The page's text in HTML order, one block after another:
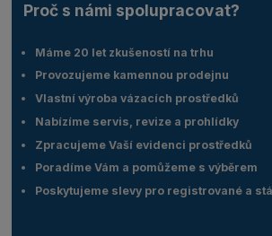
Proč s námi spolupracovat?
Máme 20 let zkušeností na trhu
Provozujeme kamennou prodejnu
Vlastní výroba vázacích prostředků
Nabízíme servis, revize a prohlídky
Zpracujeme Vaší evidenci prostředků
Poradíme Vám a pomůžeme s výběrem
Poskytujeme slevy pro registrované a